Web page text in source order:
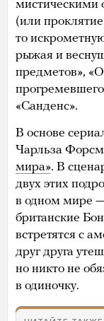
мистическими
(или
то
рыжая и
предметов»,
«Санденс».
В основе
Чарльза
мира». В
двух этих
в одном мире —
британские
встретятся с
друг друга
но никто не
в одиночку.